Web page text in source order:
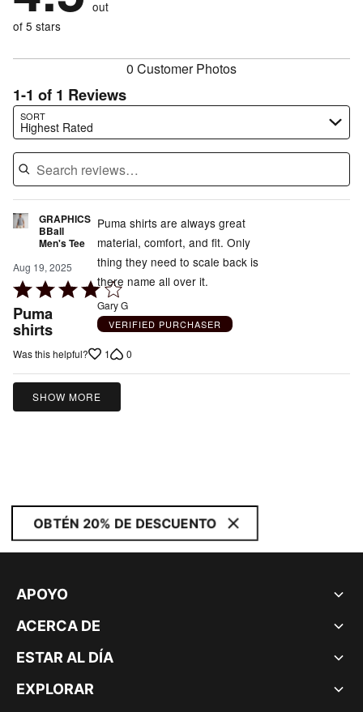
reviewers
reviewers
0%
of
out
of 5 stars
0 Customer Photos
1-1 of 1 Reviews
SORT
Highest Rated
Search reviews…
GRAPHICS
BBall
Men's Tee
Aug 19, 2025
Rated
4
out
Puma
shirts
Puma shirts are always great
material, comfort, and fit. Only
thing they need to scale back is
there name all over it.
Gary G
VERIFIED PURCHASER
Was this helpful? 1 0
SHOW MORE
OBTÉN 20% DE DESCUENTO
APOYO
ACERCA DE
ESTAR AL DÍA
EXPLORAR